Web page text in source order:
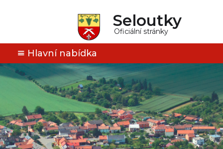
Seloutky
Oficiální stránky
Hlavní nabídka